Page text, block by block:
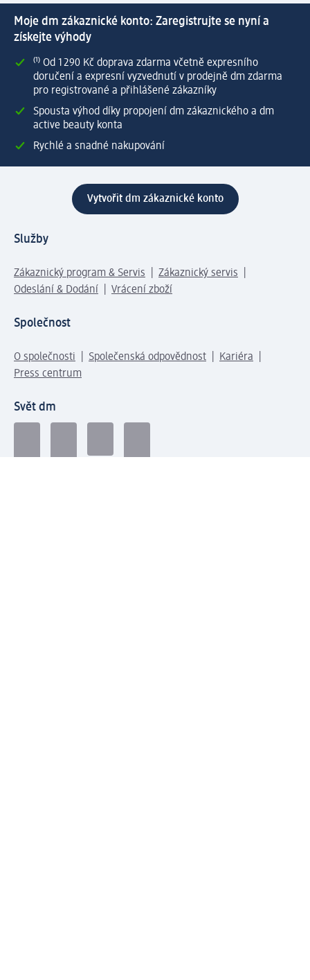
Moje dm zákaznické konto: Zaregistrujte se nyní a
získejte výhody
⁽¹⁾ Od 1 290 Kč doprava zdarma včetně expresního
doručení a expresní vyzvednutí v prodejně dm zdarma
pro registrované a přihlášené zákazníky
Spousta výhod díky propojení dm zákaznického a dm
active beauty konta
Rychlé a snadné nakupování
Vytvořit dm zákaznické konto
Služby
Zákaznický program & Servis
Zákaznický servis
Odeslání & Dodání
Vrácení zboží
Společnost
O společnosti Společenská odpovědnost
Kariéra
Press centrum
Svět dm